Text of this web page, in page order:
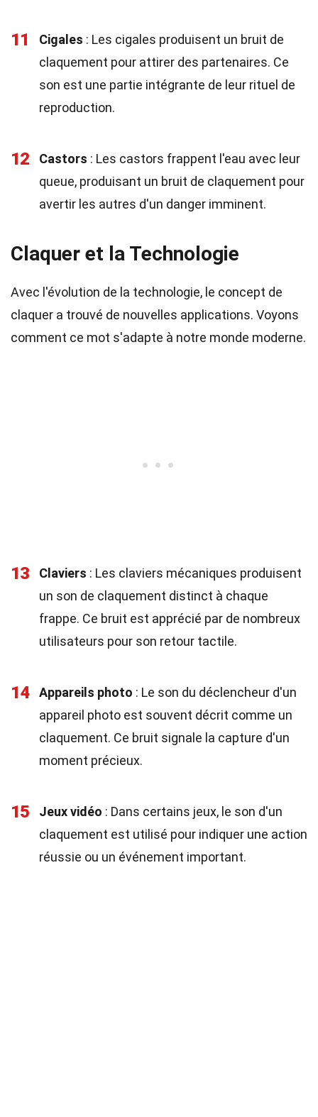
11 Cigales : Les cigales produisent un bruit de
claquement pour attirer des partenaires. Ce
son est une partie intégrante de leur rituel de
reproduction.
12 Castors : Les castors frappent l'eau avec leur
queue, produisant un bruit de claquement pour
avertir les autres d'un danger imminent.
Claquer et la Technologie
Avec l'évolution de la technologie, le concept de
claquer a trouvé de nouvelles applications. Voyons
comment ce mot s'adapte à notre monde moderne.
13 Claviers : Les claviers mécaniques produisent
un son de claquement distinct à chaque
frappe. Ce bruit est apprécié par de nombreux
utilisateurs pour son retour tactile.
14 Appareils photo : Le son du déclencheur d'un
appareil photo est souvent décrit comme un
claquement. Ce bruit signale la capture d'un
moment précieux.
15 Jeux vidéo : Dans certains jeux, le son d'un
claquement est utilisé pour indiquer une action
réussie ou un événement important.